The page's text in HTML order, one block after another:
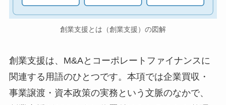
創業支援とは（創業支援）の図解
創業支援は、M&Aとコーポレートファイナンスに
関連する用語のひとつです。本項では企業買収・
事業譲渡・資本政策の実務という文脈のなかで、